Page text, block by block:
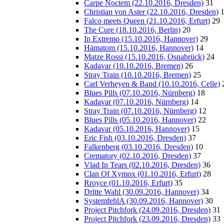
Carpe Noctem (22.10.2016, Dresden) 31
Christian von Aster (22.10.2016, Dresden)
Falco meets Queen (21.10.2016, Erfurt) 29
The Cure (18.10.2016, Berlin) 20
In Extremo (15.10.2016, Hannover) 29
Hämatom (15.10.2016, Hannover) 14
Matze Rossi (15.10.2016, Osnabrück) 24
Kadavar (10.10.2016, Bremen) 26
Stray Train (10.10.2016, Bremen) 25
Carl Verheyen & Band (10.10.2016, Celle)
Blues Pills (07.10.2016, Nürnberg) 18
Kadavar (07.10.2016, Nürnberg) 14
Stray Train (07.10.2016, Nürnberg) 12
Blues Pills (05.10.2016, Hannover) 22
Kadavar (05.10.2016, Hannover) 15
Eric Fish (03.10.2016, Dresden) 37
Falkenberg (03.10.2016, Dresden) 10
Crematory (02.10.2016, Dresden) 37
Vlad In Tears (02.10.2016, Dresden) 36
Clan Of Xymox (01.10.2016, Erfurt) 28
Rroyce (01.10.2016, Erfurt) 35
Dritte Wahl (30.09.2016, Hannover) 34
SystemfehlA (30.09.2016, Hannover) 30
Project Pitchfork (24.09.2016, Dresden) 31
Project Pitchfork (23.09.2016, Dresden) 33